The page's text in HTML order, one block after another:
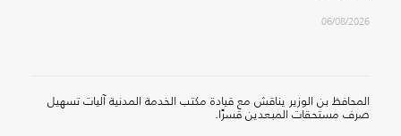
06/08/2026
المحافظ بن الوزير يناقش مع قيادة مكتب الخدمة المدنية آليات تسهيل
صرف مستحقات المبعدين قسرًا.